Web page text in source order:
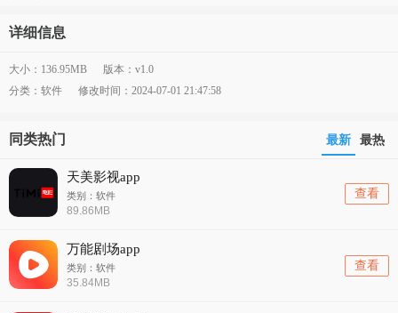
详细信息
大小：136.95MB
版本：v1.0
分类：软件
修改时间：2024-07-01 21:47:58
同类热门 最新 最热
天美影视app
类别：软件
89.86MB
查看
万能剧场app
类别：软件
35.84MB
查看